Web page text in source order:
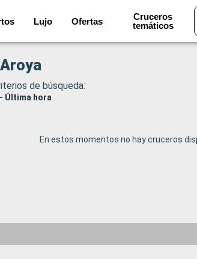
Lujo Ofertas
Cruceros
temáticos
de búsqueda:
Última hora
En estos momentos no hay cruceros